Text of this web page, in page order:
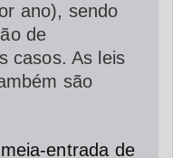
ano), sendo
de
casos. As leis
são
entrada de